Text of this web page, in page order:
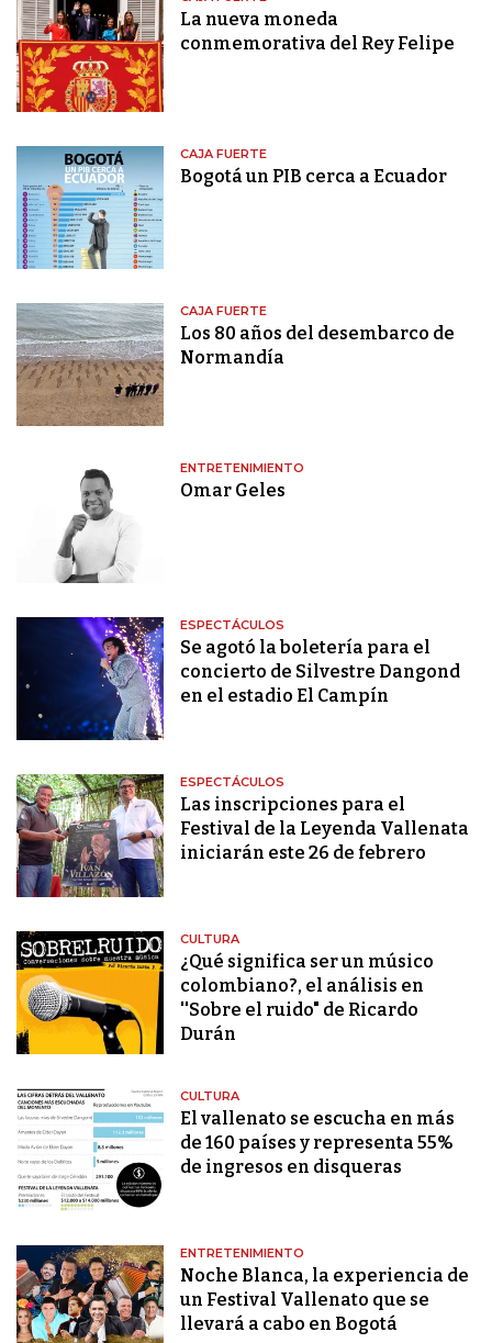
La nueva moneda
conmemorativa del Rey Felipe
CAJA FUERTE
Bogotá un PIB cerca a Ecuador
CAJA FUERTE
Los 80 años del desembarco de
Normandía
ENTRETENIMIENTO
Omar Geles
ESPECTÁCULOS
Se agotó la boletería para el
concierto de Silvestre Dangond
en el estadio El Campín
ESPECTÁCULOS
Las inscripciones para el
Festival de la Leyenda Vallenata
iniciarán este 26 de febrero
CULTURA
¿Qué significa ser un músico
colombiano?, el análisis en
''Sobre el ruido" de Ricardo
Durán
CULTURA
El vallenato se escucha en más
de 160 países y representa 55%
de ingresos en disqueras
ENTRETENIMIENTO
Noche Blanca, la experiencia de
un Festival Vallenato que se
llevará a cabo en Bogotá